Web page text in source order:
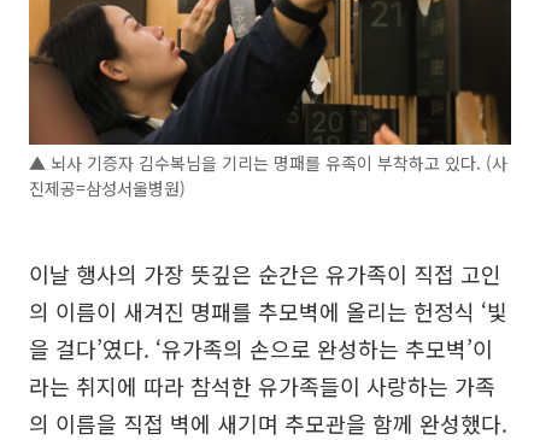
▲ 뇌사 기증자 김수복님을 기리는 명패를 유족이 부착하고 있다. (사
진제공=삼성서울병원)
이날 행사의 가장 뜻깊은 순간은 유가족이 직접 고인
의 이름이 새겨진 명패를 추모벽에 올리는 헌정식 ‘빛
을 걸다’였다. ‘유가족의 손으로 완성하는 추모벽’이
라는 취지에 따라 참석한 유가족들이 사랑하는 가족
의 이름을 직접 벽에 새기며 추모관을 함께 완성했다.